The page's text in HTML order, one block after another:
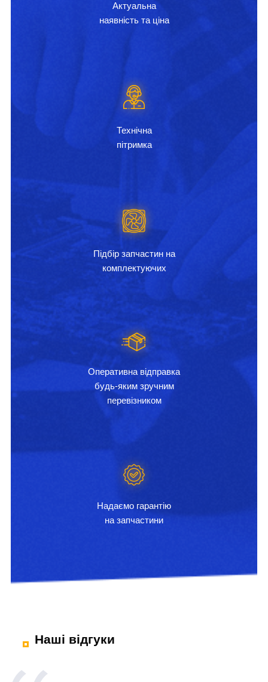
Актуальна
наявність та ціна
Технічна
пітримка
Підбір запчастин на
комплектуючих
Оперативна відправка
будь-яким зручним
перевізником
Надаємо гарантію
на запчастини
Наші відгуки